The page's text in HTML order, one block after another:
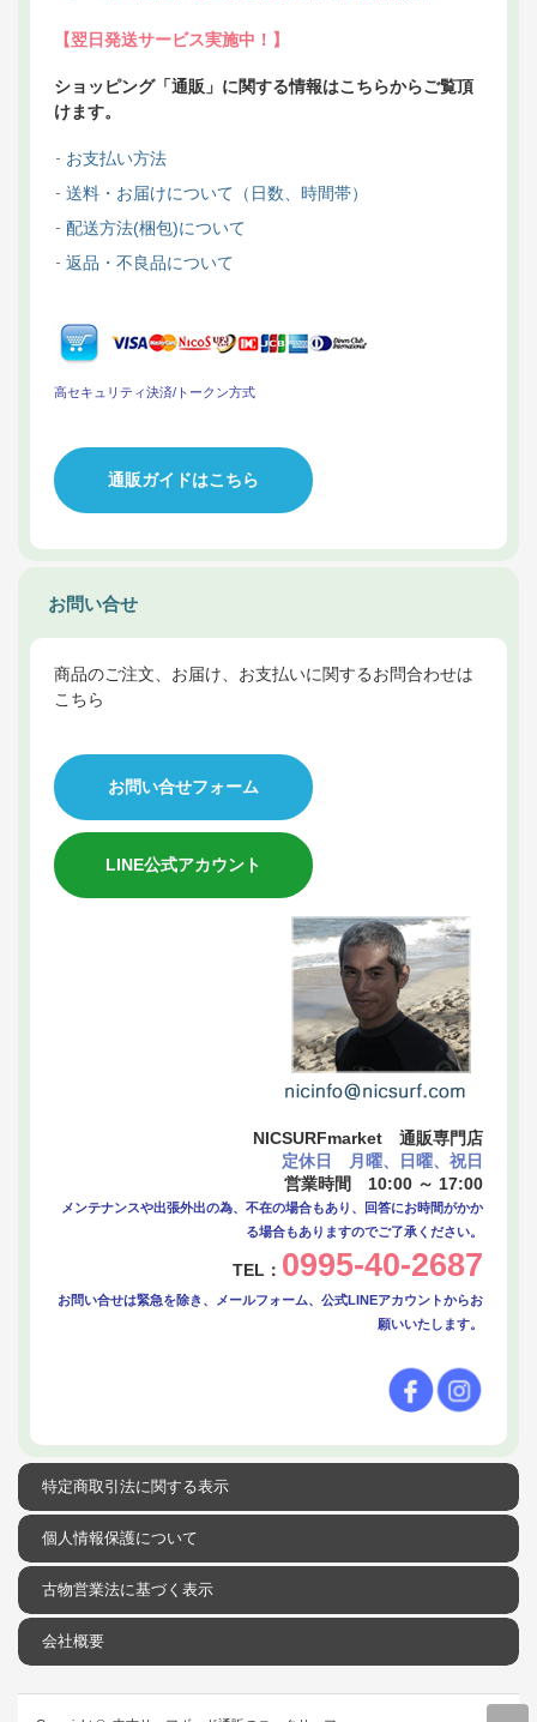
【翌日発送サービス実施中！】
ショッピング「通販」に関する情報はこちらからご覧頂
けます。
お支払い方法
送料・お届けについて（日数、時間帯）
配送方法(梱包)について
返品・不良品について
高セキュリティ決済/トークン方式
通販ガイドはこちら
お問い合せ
商品のご注文、お届け、お支払いに関するお問合わせは
こちら
お問い合せフォーム
LINE公式アカウント
NICSURFmarket 通販専門店
定休日 月曜、日曜、祝日
営業時間 10:00 ～ 17:00
メンテナンスや出張外出の為、不在の場合もあり、回答にお時間がかか
る場合もありますのでご了承ください。
TEL： 0995-40-2687
お問い合せは緊急を除き、メールフォーム、公式LINEアカウントからお
願いいたします。
特定商取引法に関する表示
個人情報保護について
古物営業法に基づく表示
会社概要